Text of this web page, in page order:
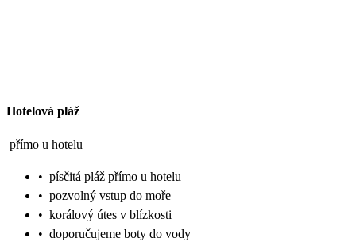
Hotelová pláž
přímo u hotelu
• písčitá pláž přímo u hotelu
• pozvolný vstup do moře
• korálový útes v blízkosti
• doporučujeme boty do vody